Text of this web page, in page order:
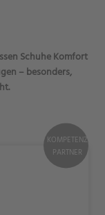
KOMPETENZ
PARTNER
Schuhe Komfort
– besonders,